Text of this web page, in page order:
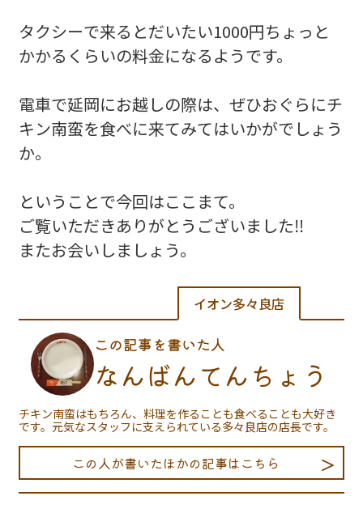
タクシーで来るとだいたい1000円ちょっと
かかるくらいの料金になるようです。
電車で延岡にお越しの際は、ぜひおぐらにチ
キン南蛮を食べに来てみてはいかがでしょう
か。
ということで今回はここまて。
ご覧いただきありがとうございました‼️
またお会いしましょう。
イオン多々良店
この記事を書いた人
なんばんてんちょう
チキン南蛮はもちろん、料理を作ることも食べることも大好き
です。元気なスタッフに支えられている多々良店の店長です。
この人が書いたほかの記事はこちら